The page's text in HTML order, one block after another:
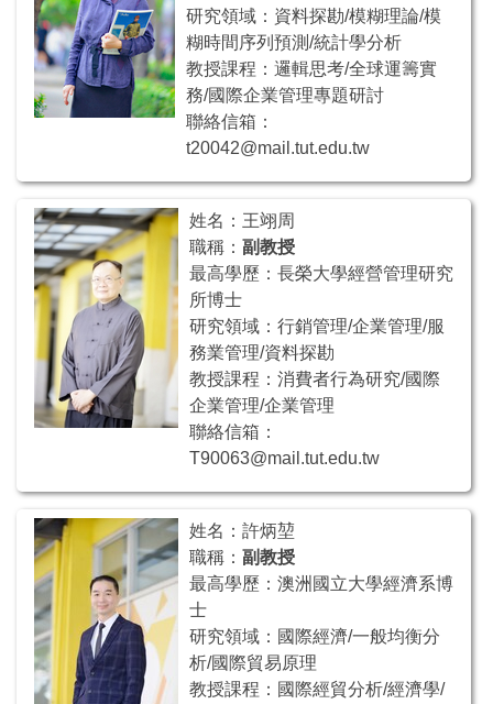
研究領域：資料探勘/模糊理論/模
糊時間序列預測/統計學分析
教授課程：邏輯思考/全球運籌實
務/國際企業管理專題研討
聯絡信箱：
t20042@mail.tut.edu.tw
姓名：王翊周
職稱： 副教授
最高學歷：長榮大學經營管理研究
所博士
研究領域：行銷管理/企業管理/服
務業管理/資料探勘
教授課程：消費者行為研究/國際
企業管理/企業管理
聯絡信箱：
T90063@mail.tut.edu.tw
姓名：許炳堃
職稱： 副教授
最高學歷：澳洲國立大學經濟系博
士
研究領域：國際經濟/一般均衡分
析/國際貿易原理
教授課程：國際經貿分析/經濟學/